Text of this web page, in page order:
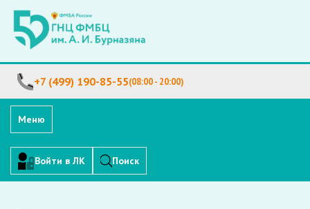
+7 (499) 190-85-55(08:00 - 20:00)
Меню
Войти в ЛК Поиск